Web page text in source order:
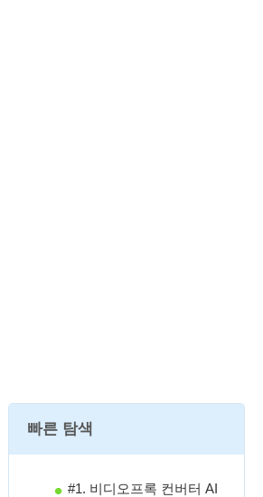
빠른 탐색
#1. 비디오프록 컨버터 AI